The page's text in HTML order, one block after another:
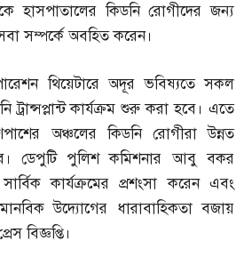
হাসপাতালের কিডনি রোগীদের জন্য
সম্পর্কে অবহিত করেন।
থিয়েটারে অদূর ভবিষ্যতে সকল
ট্রান্সপ্লান্ট কার্যক্রম শুরু করা হবে। এতে
অঞ্চলের কিডনি রোগীরা উন্নত
ডেপুটি পুলিশ কমিশনার আবু বকর
কার্যক্রমের প্রশংসা করেন এবং
উদ্যোগের ধারাবাহিকতা বজায়
বিজ্ঞপ্তি।